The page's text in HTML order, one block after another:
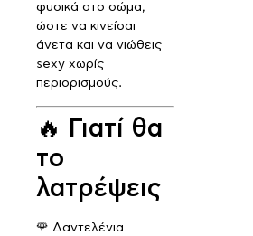
φυσικά στο σώμα,
ώστε να κινείσαι
άνετα και να νιώθεις
sexy χωρίς
περιορισμούς.
🔥 Γιατί θα
το
λατρέψεις
🌹 Δαντελένια